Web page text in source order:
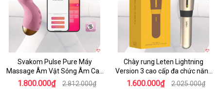
Svakom Pulse Pure Máy
Massage Âm Vật Sóng Âm Cao
Cấp Điều Khiển App Đỉnh
1.800.000₫ 2.812.000₫
Chày rung Leten Lightning
Version 3 cao cấp đa chức năng
kích thích
1.600.000₫ 2.025.000₫